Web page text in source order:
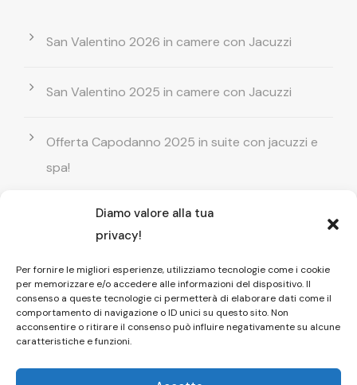
Diamo valore alla tua
privacy!
Per fornire le migliori esperienze, utilizziamo tecnologie come i cookie
per memorizzare e/o accedere alle informazioni del dispositivo. Il
consenso a queste tecnologie ci permetterà di elaborare dati come il
comportamento di navigazione o ID unici su questo sito. Non
acconsentire o ritirare il consenso può influire negativamente su alcune
caratteristiche e funzioni.
San Valentino 2026 in camere con Jacuzzi
San Valentino 2025 in camere con Jacuzzi
Offerta Capodanno 2025 in suite con jacuzzi e
spa!
Offerta Natale in camera con vasca
idromassaggio ! Prenota il tuo relax esclusivo
Entrata GRATUITA in Piscina esterna! Il tuo relax
di coppia